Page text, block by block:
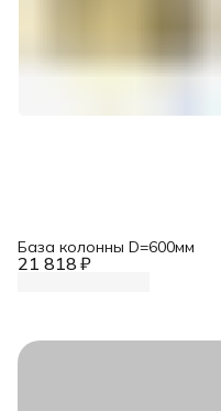
21 818 ₽
База колонны D=600мм